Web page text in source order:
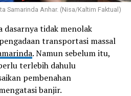
Samarinda Anhar. (Nisa/Kaltim Faktual)
dasarnya tidak menolak
transportasi massal
. Namun sebelum itu,
terlebih dahulu
pembenahan
banjir.